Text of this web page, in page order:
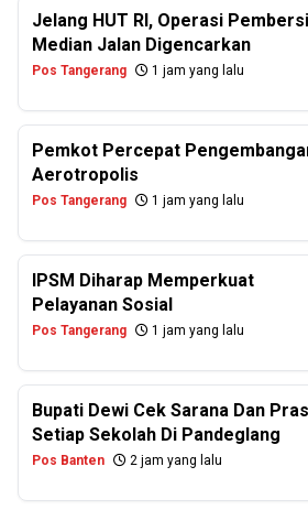
Jelang HUT RI, Operasi
Median Jalan Digencarkan
Pos Tangerang 1 jam yang lalu
Pemkot Percepat
Aerotropolis
Pos Tangerang 1 jam yang lalu
IPSM Diharap Memperkuat
Pelayanan Sosial
Pos Tangerang 1 jam yang lalu
Bupati Dewi Cek Sarana Dan
Setiap Sekolah Di Pandeglang
Pos Banten 2 jam yang lalu